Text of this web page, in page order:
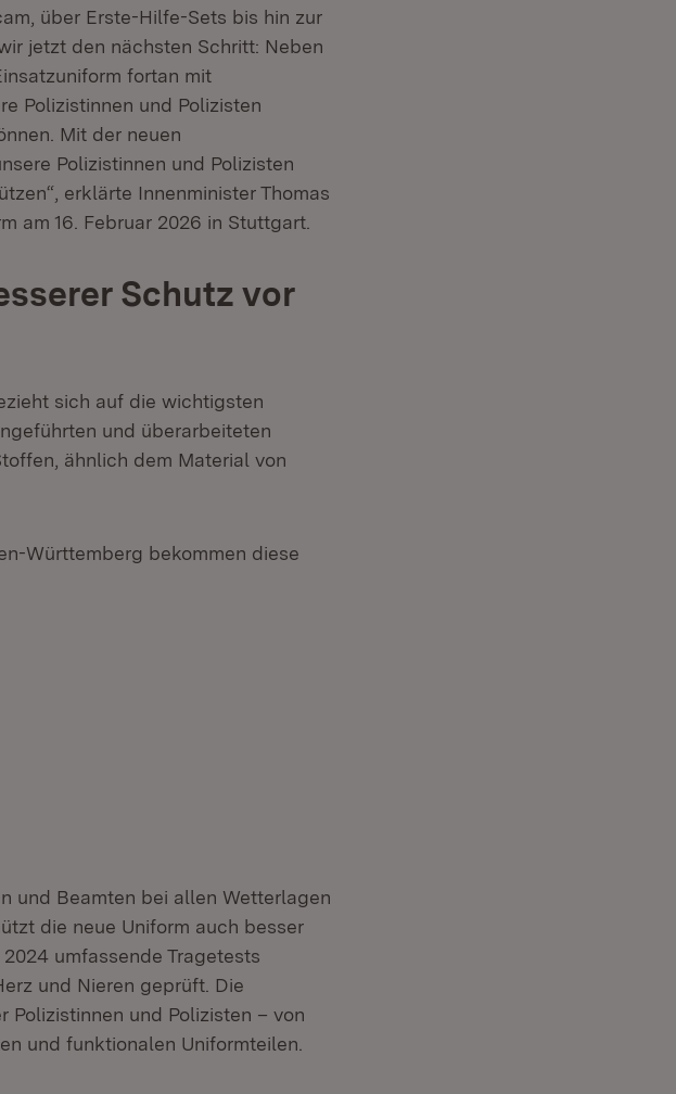
über Erste-Hilfe-Sets bis hin zur
jetzt den nächsten Schritt: Neben
fortan mit
Polizistinnen und Polizisten
Mit der neuen
Polizistinnen und Polizisten
erklärte Innenminister Thomas
am 16. Februar 2026 in Stuttgart.
Schutz vor
sich auf die wichtigsten
und überarbeiteten
ähnlich dem Material von
Württemberg bekommen diese
und Beamten bei allen Wetterlagen
die neue Uniform auch besser
umfassende Tragetests
und Nieren geprüft. Die
und Polizisten – von
und funktionalen Uniformteilen.